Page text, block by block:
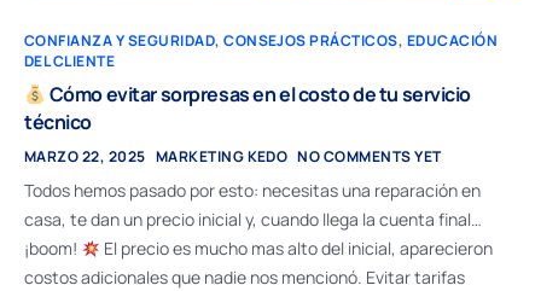
CONFIANZA Y SEGURIDAD,CONSEJOS PRÁCTICOS, EDUCACIÓN
DEL CLIENTE
Cómo evitar sorpresas en el costo de tu servicio
técnico
MARZO 22, 2025 MARKETING KEDO NO COMMENTS YET
Todos hemos pasado por esto: necesitas una reparación en
casa, te dan un precio inicial y, cuando llega la cuenta final…
¡boom!
El precio es mucho mas alto del inicial, aparecieron
costos adicionales que nadie nos mencionó. Evitar tarifas